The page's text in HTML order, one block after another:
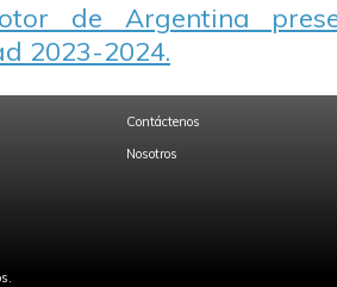
de Argentina
2023-2024.
Contáctenos
Nosotros